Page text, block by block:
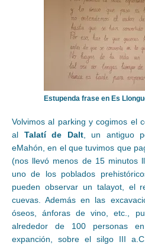
Estupenda frase en Es
Volvimos al parking y cogimos el
al Talatí de Dalt, un antiguo
eMahón, en el que tuvimos que
(nos llevó menos de 15 minutos
uno de los poblados
pueden observar un talayot, el
cuevas. Además en las
óseos, ánforas de vino, etc.,
alrededor de 100 personas
expanción, sobre el silgo III